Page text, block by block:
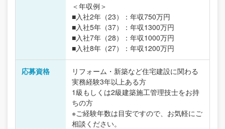
＜年収例＞
■入社2年（23）：年収750万円
■入社5年（37）：年収1300万円
■入社7年（28）：年収1000万円
■入社8年（27）：年収1200万円
応募資格
リフォーム・新築など住宅建設に関わる
実務経験3年以上ある方
1級もしくは2級建築施工管理技士をお持
ちの方
※ご経験年数は目安ですので、お気軽にご
相談ください。